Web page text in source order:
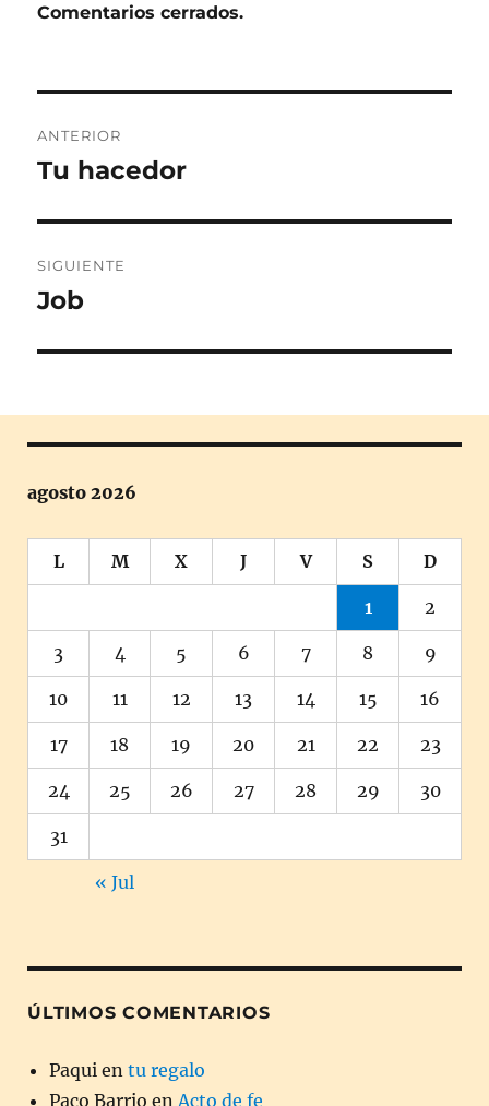
Comentarios cerrados.
de
ANTERIOR
Entrada
Tu hacedor
SIGUIENTE
Entrada
Job
agosto 2026
L M X J V S D
1 2
3 4 5 6 7 8 9
10 11 12 13 14 15 16
17 18 19 20 21 22 23
24 25 26 27 28 29 30
31
« Jul
ÚLTIMOS COMENTARIOS
Paqui en tu regalo
Paco Barrio en Acto de fe